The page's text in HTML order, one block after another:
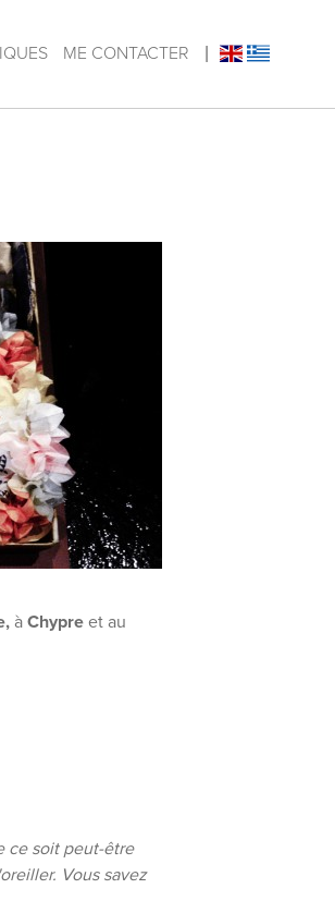
ME CONTACTER
à Chypre et au
ce soit peut-être
Vous savez